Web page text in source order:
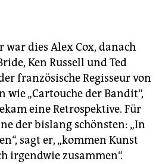
war dies Alex Cox, danach
Ken Russell und Ted
französische Regisseur von
„Cartouche der Bandit“,
eine Retrospektive. Für
der bislang schönsten: „In
sagt er, „kommen Kunst
irgendwie zusammen“.